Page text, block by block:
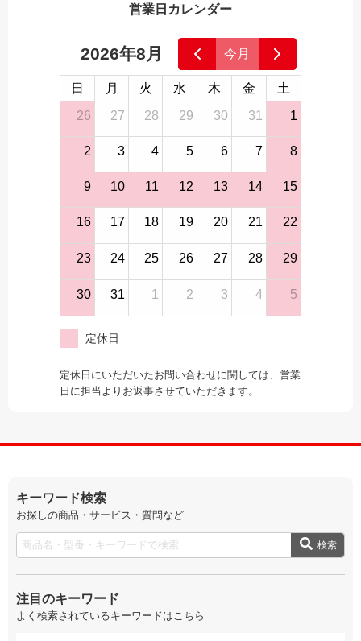
営業日カレンダー
2026年8月 今月
日 月 火 水 木 金
土
26
27 28 29 30 31 1
2 3 4 5 6 7 8
9 10 11 12 13 14 15
16 17 18 19 20 21 22
23 24 25 26 27 28 29
30 31 1 2 3 4 5
定休日
定休日にいただいたお問い合わせに関しては、営業
日に担当よりお返事させていただきます。
キーワード検索
お探しの商品・サービス・質問など
検索
注目のキーワード
よく検索されているキーワードはこちら